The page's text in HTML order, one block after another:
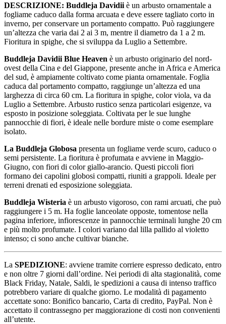
DESCRIZIONE: Buddleja Davidii è un arbusto ornamentale a
fogliame caduco dalla forma arcuata e deve essere tagliato corto in
inverno, per conservare un portamento compatto. Può raggiungere
un’altezza che varia dai 2 ai 3 m, mentre il diametro da 1 a 2 m.
Fioritura in spighe, che si sviluppa da Luglio a Settembre.
Buddleja Davidii Blue Heaven è un arbusto originario del nord-
ovest della Cina e del Giappone, presente anche in Africa e America
del sud, è ampiamente coltivato come pianta ornamentale. Foglia
caduca dal portamento compatto, raggiunge un’altezza ed una
larghezza di circa 60 cm. La fioritura in spighe, color viola, va da
Luglio a Settembre. Arbusto rustico senza particolari esigenze, va
esposto in posizione soleggiata. Coltivata per le sue lunghe
pannocchie di fiori, è ideale nelle bordure miste o come esemplare
isolato.
La Buddleja Globosa presenta un fogliame verde scuro, caduco o
semi persistente. La fioritura è profumata e avviene in Maggio-
Giugno, con fiori di color giallo-arancio. Questi piccoli fiori
formano dei capolini globosi compatti, riuniti a grappoli. Ideale per
terreni drenati ed esposizione soleggiata.
Buddleja Wisteria è un arbusto vigoroso, con rami arcuati, che può
raggiungere i 5 m. Ha foglie lanceolate opposte, tomentose nella
pagina inferiore, infiorescenze in pannocchie terminali lunghe 20 cm
e più molto profumate. I colori variano dal lilla pallido al violetto
intenso; ci sono anche cultivar bianche.
La SPEDIZIONE: avviene tramite corriere espresso dedicato, entro
e non oltre 7 giorni dall’ordine. Nei periodi di alta stagionalità, come
Black Friday, Natale, Saldi, le spedizioni a causa di intenso traffico
potrebbero variare di qualche giorno. Le modalità di pagamento
accettate sono: Bonifico bancario, Carta di credito, PayPal. Non è
accettato il contrassegno per maggiorazione di costi non convenienti
all’utente.